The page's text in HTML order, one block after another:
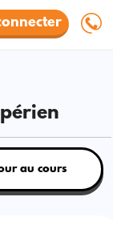
au cours